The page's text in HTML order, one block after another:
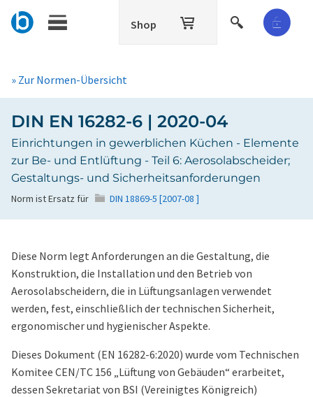
Shop
» Zur Normen-Übersicht
DIN EN 16282-6 | 2020-04
Einrichtungen in gewerblichen Küchen - Elemente
zur Be- und Entlüftung - Teil 6: Aerosolabscheider;
Gestaltungs- und Sicherheitsanforderungen
Norm ist Ersatz für DIN 18869-5 [2007-08 ]
Diese Norm legt Anforderungen an die Gestaltung, die
Konstruktion, die Installation und den Betrieb von
Aerosolabscheidern, die in Lüftungsanlagen verwendet
werden, fest, einschließlich der technischen Sicherheit,
ergonomischer und hygienischer Aspekte.
Dieses Dokument (EN 16282-6:2020) wurde vom Technischen
Komitee CEN/TC 156 „Lüftung von Gebäuden“ erarbeitet,
dessen Sekretariat von BSI (Vereinigtes Königreich)